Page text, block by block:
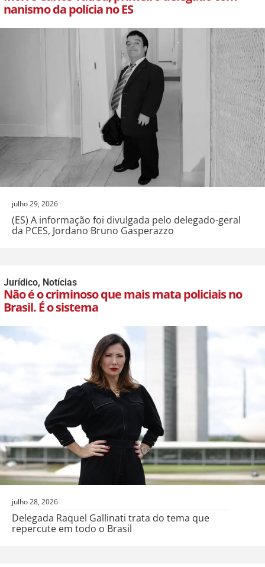
nanismo da polícia no ES
julho 29, 2026
(ES) A informação foi divulgada pelo delegado-geral
da PCES, Jordano Bruno Gasperazzo
Jurídico, Notícias
Não é o criminoso que mais mata policiais no
Brasil. É o sistema
julho 28, 2026
Delegada Raquel Gallinati trata do tema que
repercute em todo o Brasil